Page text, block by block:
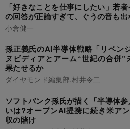
「好きなことを仕事にしたい」若
の回答が正論すぎて、ぐうの音も出
小倉健一
孫正義氏のAI半導体戦略「リベン
ヌビディアとアーム“世紀の合併”
果たせるか
ダイヤモンド編集部,村井令二
ソフトバンク孫氏が描く「半導体
いは?オープンAI提携に続き米ア
収の賭け